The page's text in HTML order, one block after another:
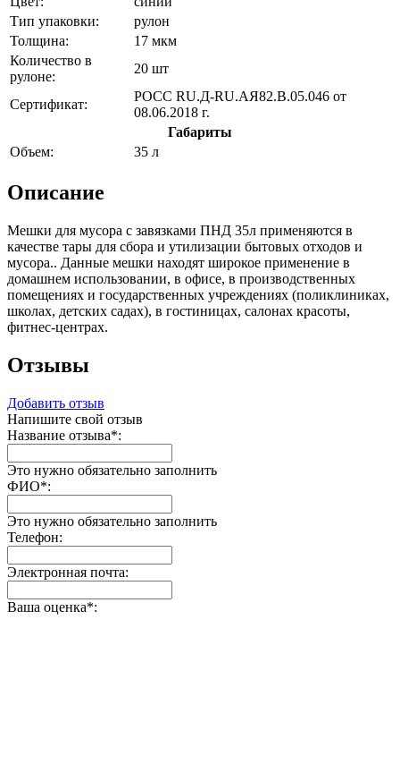
Тип упаковки:
рулон
Толщина:
17 мкм
Количество в
рулоне:
20 шт
Сертификат:
РОСС RU.Д-RU.АЯ82.В.05.046 от
08.06.2018 г.
Габариты
Объем:
35 л
Описание
Мешки для мусора с завязками ПНД 35л применяются в
качестве тары для сбора и утилизации бытовых отходов и
мусора.. Данные мешки находят широкое применение в
домашнем использовании, в офисе, в производственных
помещениях и государственных учреждениях (поликлиниках,
школах, детских садах), в гостиницах, салонах красоты,
фитнес-центрах.
Отзывы
Добавить отзыв
Напишите свой отзыв
Название отзыва*:
Это нужно обязательно заполнить
ФИО*:
Это нужно обязательно заполнить
Телефон:
Электронная почта:
Ваша оценка*: